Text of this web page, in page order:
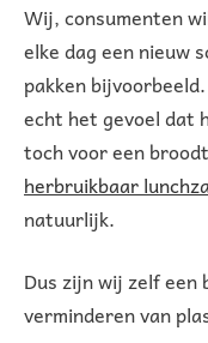
Wij, consumenten
elke dag een nieuw
pakken
echt het gevoel dat
toch voor een
herbruikbaar
natuurlijk.
Dus zijn wij zelf
verminderen van